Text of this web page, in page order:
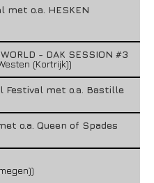
met o.a. HESKEN
- DAK SESSION #3
(Kortrijk))
Festival met o.a. Bastille
o.a. Queen of Spades